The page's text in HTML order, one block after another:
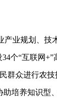
业规划、技
个“互联网+”
群众进行农技
助培养知识型